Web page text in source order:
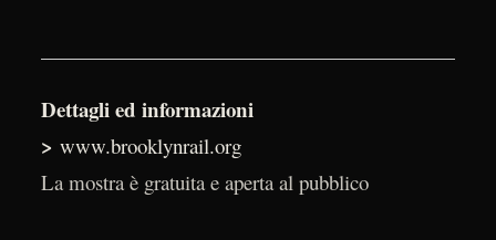
Dettagli ed informazioni
> www.brooklynrail.org
La mostra è gratuita e aperta al pubblico